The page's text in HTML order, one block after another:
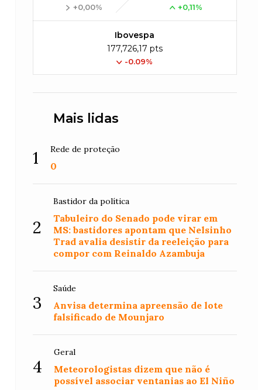
+0,00% +0,11%
Ibovespa
177,726,17 pts
-0.09%
Mais lidas
1 Rede de proteção
0
2
Bastidor da política
Tabuleiro do Senado pode virar em
MS: bastidores apontam que Nelsinho
Trad avalia desistir da reeleição para
compor com Reinaldo Azambuja
3
Saúde
Anvisa determina apreensão de lote
falsificado de Mounjaro
4
Geral
Meteorologistas dizem que não é
possível associar ventanias ao El Niño